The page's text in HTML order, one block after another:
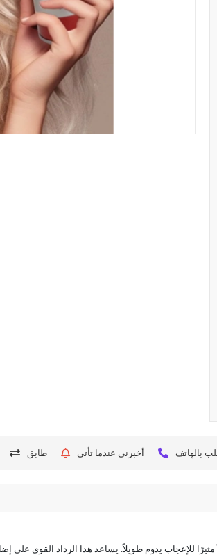
طابق أخبرني عندما تأتي بالهاتف
للإعجاب يدوم طويلاً. يساعد هذا الرذاذ القوي